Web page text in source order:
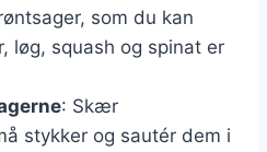
som du kan
løg, squash og spinat er
: Skær
stykker og sautér dem i